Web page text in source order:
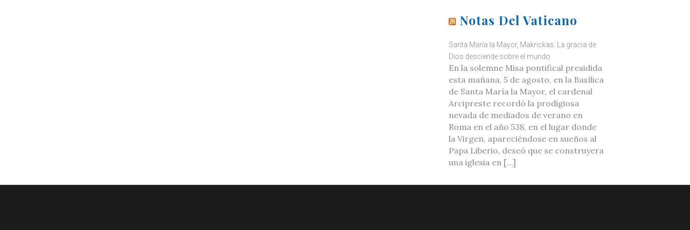
Notas Del Vaticano
Santa María la Mayor, Makrickas: La gracia de
Dios desciende sobre el mundo
En la solemne Misa pontifical presidida
esta mañana, 5 de agosto, en la Basílica
de Santa María la Mayor, el cardenal
Arcipreste recordó la prodigiosa
nevada de mediados de verano en
Roma en el año 538, en el lugar donde
la Virgen, apareciéndose en sueños al
Papa Liberio, deseó que se construyera
una iglesia en […]